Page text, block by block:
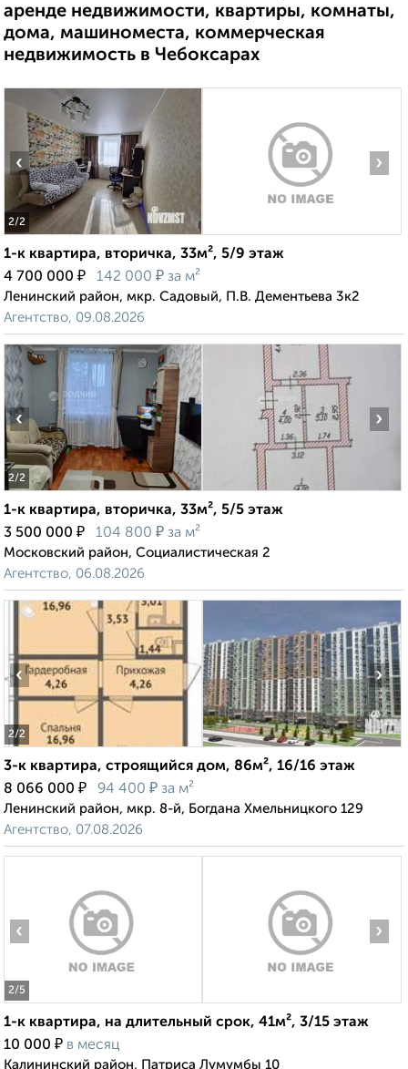
аренде недвижимости, квартиры, комнаты,
дома, машиноместа, коммерческая
недвижимость в Чебоксарах
2/2
‹ ›
1-к квартира, вторичка, 33м², 5/9 этаж
4 700 000 ₽ 142 000 ₽ за м²
Ленинский район, мкр. Садовый, П.В. Дементьева 3к2
Агентство, 09.08.2026
2/2
‹ ›
1-к квартира, вторичка, 33м², 5/5 этаж
3 500 000 ₽ 104 800 ₽ за м²
Московский район, Социалистическая 2
Агентство, 06.08.2026
2/2
‹ ›
3-к квартира, строящийся дом, 86м², 16/16 этаж
8 066 000 ₽ 94 400 ₽ за м²
Ленинский район, мкр. 8-й, Богдана Хмельницкого 129
Агентство, 07.08.2026
2/5
‹ ›
1-к квартира, на длительный срок, 41м², 3/15 этаж
10 000 ₽ в месяц
Калининский район, Патриса Лумумбы 10